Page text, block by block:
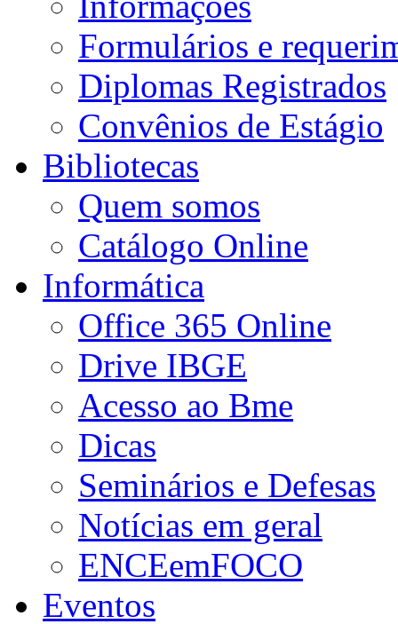
Formulários e
Diplomas Registrados
Convênios de Estágio
Bibliotecas
Quem somos
Catálogo Online
Informática
Office 365 Online
Drive IBGE
Acesso ao Bme
Dicas
Seminários e Defesas
Notícias em geral
ENCEemFOCO
Eventos